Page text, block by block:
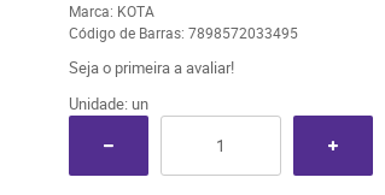
Marca: KOTA
Código de Barras: 7898572033495
Seja o primeira a avaliar!
Unidade: un